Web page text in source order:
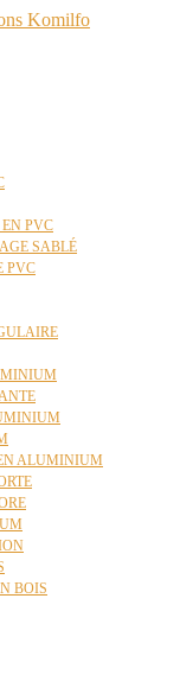
EN PVC
SABLÉ
PVC
ALUMINIUM
BOIS